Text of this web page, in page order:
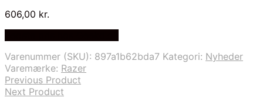
606,00 kr.
Varenummer (SKU): 897a1b62bda7 Kategori: Nyheder
Varemærke: Razer
Previous Product
Next Product